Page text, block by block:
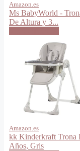
Amazon.es
Ms BabyWorld -
De Altura y 3...
Amazon.es
kk Kinderkraft Trona
Años, Gris